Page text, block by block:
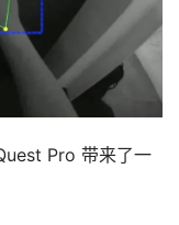
Pro 带来了一